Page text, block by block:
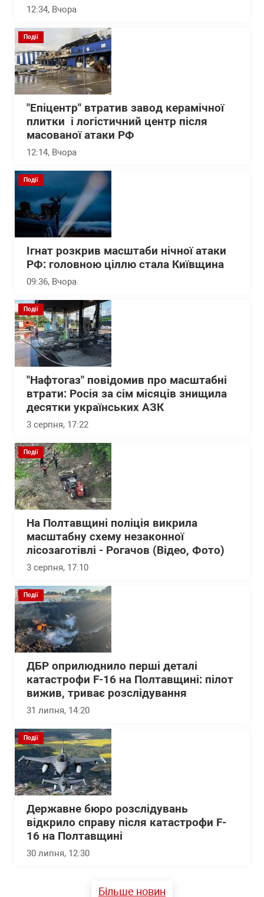
12:34, Вчора
Події
"Епіцентр" втратив завод керамічної
плитки і логістичний центр після
масованої атаки РФ
12:14, Вчора
Події
Ігнат розкрив масштаби нічної атаки
РФ: головною ціллю стала Київщина
09:36, Вчора
Події
"Нафтогаз" повідомив про масштабні
втрати: Росія за сім місяців знищила
десятки українських АЗК
3 серпня, 17:22
Події
На Полтавщині поліція викрила
масштабну схему незаконної
лісозаготівлі - Рогачов (Відео, Фото)
3 серпня, 17:10
Події
ДБР оприлюднило перші деталі
катастрофи F-16 на Полтавщині: пілот
вижив, триває розслідування
31 липня, 14:20
Події
Державне бюро розслідувань
відкрило справу після катастрофи F-
16 на Полтавщині
30 липня, 12:30
Більше новин